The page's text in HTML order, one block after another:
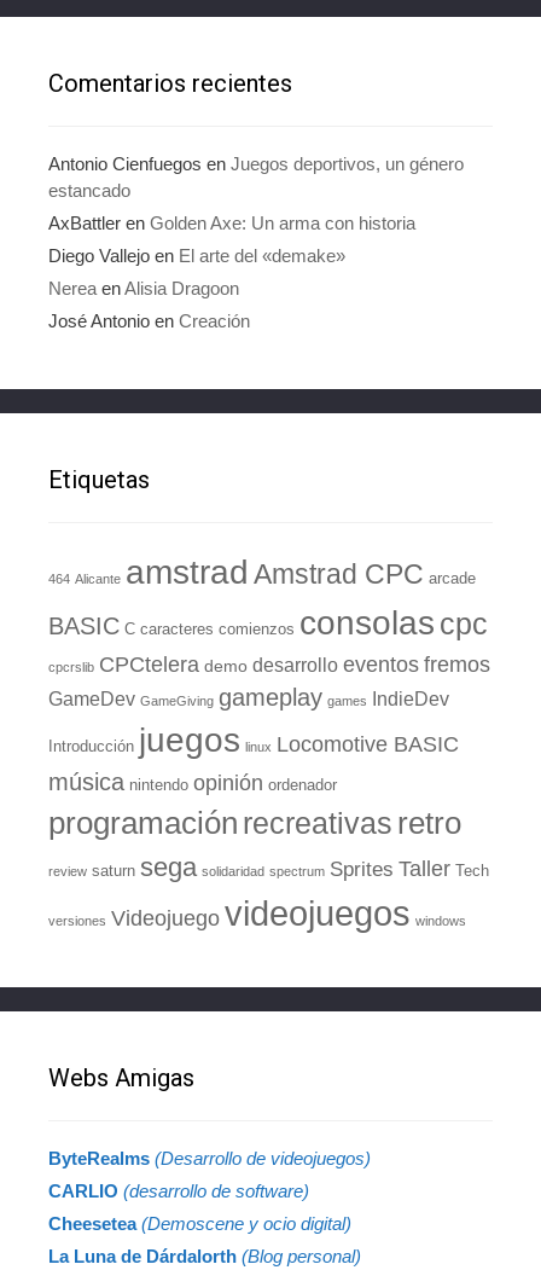
Comentarios recientes
Antonio Cienfuegos en Juegos deportivos, un género
estancado
AxBattler en Golden Axe: Un arma con historia
Diego Vallejo en El arte del «demake»
Nerea enAlisia Dragoon
José Antonio en Creación
Etiquetas
464 Alicante amstrad Amstrad CPC arcade
BASIC C caracteres comienzos consolas cpc
cpcrslib CPCtelera demo desarrollo eventos fremos
GameDev GameGiving gameplay games IndieDev
Introducción juegos linux Locomotive BASIC
música nintendo opinión ordenador
programación recreativas retro
review saturn sega solidaridad spectrum Sprites Taller Tech
versiones Videojuegovideojuegos windows
Webs Amigas
ByteRealms (Desarrollo de videojuegos)
CARLIO (desarrollo de software)
Cheesetea(Demoscene y ocio digital)
La Luna de Dárdalorth (Blog personal)